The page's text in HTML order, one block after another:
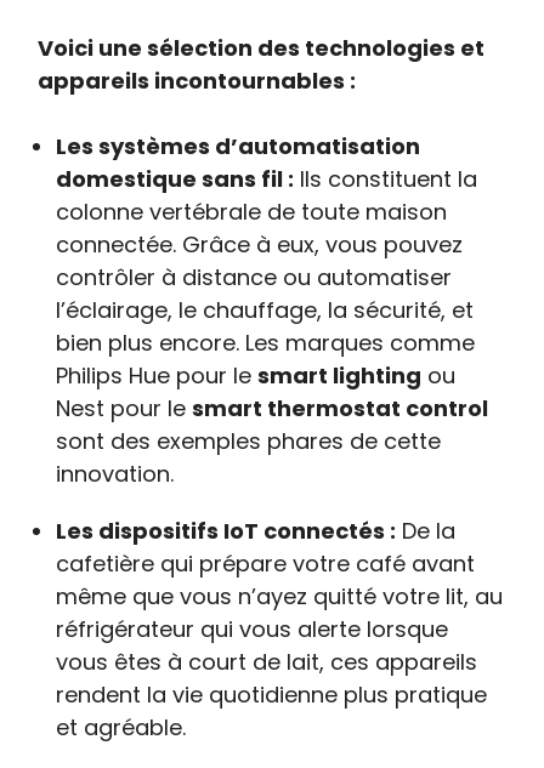
Voici une sélection des technologies et
appareils incontournables :
Les systèmes d’automatisation
domestique sans fil : Ils constituent la
colonne vertébrale de toute maison
connectée. Grâce à eux, vous pouvez
contrôler à distance ou automatiser
l’éclairage, le chauffage, la sécurité, et
bien plus encore. Les marques comme
Philips Hue pour lesmart lighting ou
Nest pour lesmart thermostat control
sont des exemples phares de cette
innovation.
Les dispositifs IoT connectés : De la
cafetière qui prépare votre café avant
même que vous n’ayez quitté votre lit, au
réfrigérateur qui vous alerte lorsque
vous êtes à court de lait, ces appareils
rendent la vie quotidienne plus pratique
et agréable.